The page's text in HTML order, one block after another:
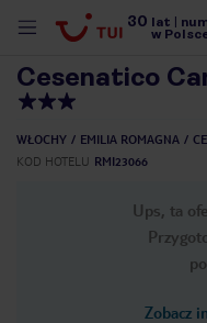
30 lat
w
Cesenatico
WŁOCHY EMILIA ROMAGNA
KOD HOTELU RMI23066
Ups, ta
Zobacz